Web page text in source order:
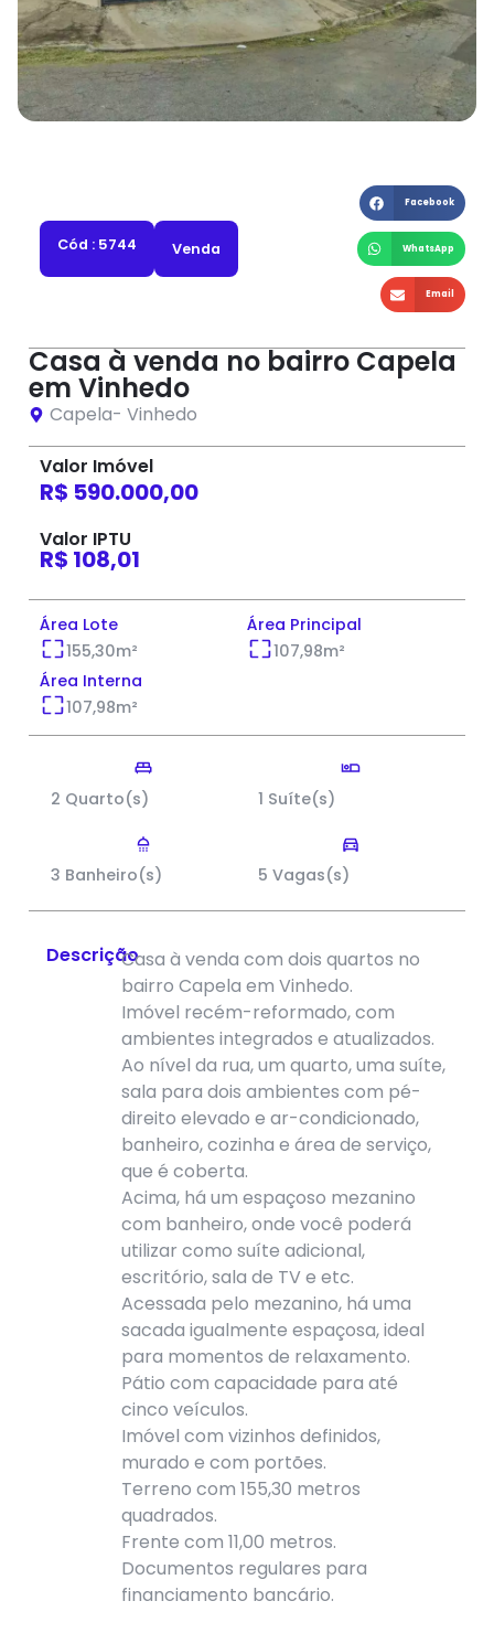
Cód : 5744 Venda
Facebook
WhatsApp
Email
Casa à venda no bairro Capela
em Vinhedo
Capela- Vinhedo
Valor Imóvel
R$ 590.000,00
Valor IPTU
R$ 108,01
Área Lote
155,30m²
Área Principal
107,98m²
Área Interna
107,98m²
2 Quarto(s) 1 Suíte(s)
3 Banheiro(s) 5 Vagas(s)
DescriçãoCasa à venda com dois quartos no
bairro Capela em Vinhedo.
Imóvel recém-reformado, com
ambientes integrados e atualizados.
Ao nível da rua, um quarto, uma suíte,
sala para dois ambientes com pé-
direito elevado e ar-condicionado,
banheiro, cozinha e área de serviço,
que é coberta.
Acima, há um espaçoso mezanino
com banheiro, onde você poderá
utilizar como suíte adicional,
escritório, sala de TV e etc.
Acessada pelo mezanino, há uma
sacada igualmente espaçosa, ideal
para momentos de relaxamento.
Pátio com capacidade para até
cinco veículos.
Imóvel com vizinhos definidos,
murado e com portões.
Terreno com 155,30 metros
quadrados.
Frente com 11,00 metros.
Documentos regulares para
financiamento bancário.